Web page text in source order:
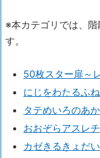
※本カテゴリでは、
す。
50枚スター扉～
にじをわたるふね
タテめいろのあ
おおぞらアスレ
カゼきるきょだ